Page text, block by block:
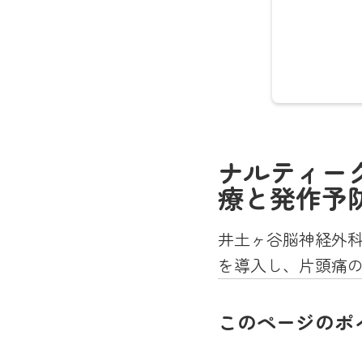
世代の
MRI・
ていま
念とし
ナルティー
療と発作予
井土ヶ谷脳神経外
を導入し、片頭痛
このページのポ